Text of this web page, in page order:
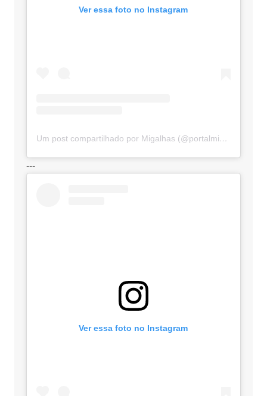
Ver essa foto no Instagram
Um post compartilhado por Migalhas (@portalmigalhas)
---
Ver essa foto no Instagram